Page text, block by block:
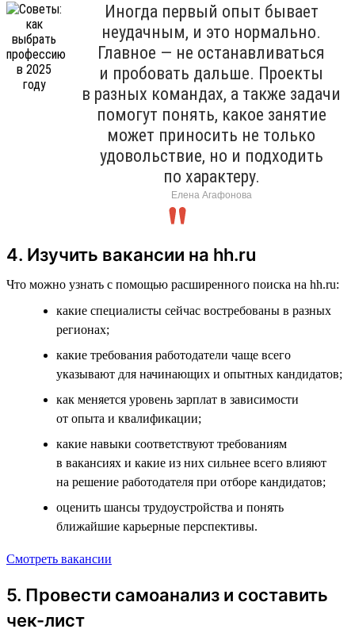
Иногда первый опыт бывает
неудачным, и это нормально.
Главное — не останавливаться
и пробовать дальше. Проекты
в разных командах, а также задачи
помогут понять, какое занятие
может приносить не только
удовольствие, но и подходить
по характеру.
Елена Агафонова
4. Изучить вакансии на hh.ru
Что можно узнать с помощью расширенного поиска на hh.ru:
какие специалисты сейчас востребованы в разных
регионах;
какие требования работодатели чаще всего
указывают для начинающих и опытных кандидатов;
как меняется уровень зарплат в зависимости
от опыта и квалификации;
какие навыки соответствуют требованиям
в вакансиях и какие из них сильнее всего влияют
на решение работодателя при отборе кандидатов;
оценить шансы трудоустройства и понять
ближайшие карьерные перспективы.
Смотреть вакансии
5. Провести самоанализ и составить
чек-лист